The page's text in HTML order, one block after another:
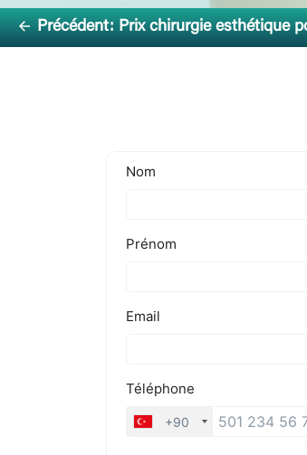
Précédent: Prix chirurgie esthétique